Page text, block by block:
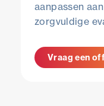
aanpassen
zorgvuldige
Vraag een